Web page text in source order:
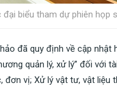
đại biểu tham dự phiên họp
đã quy định về cập nhật
quản lý, xử lý” đối với
đơn vị; Xử lý vật tư, vật liệu